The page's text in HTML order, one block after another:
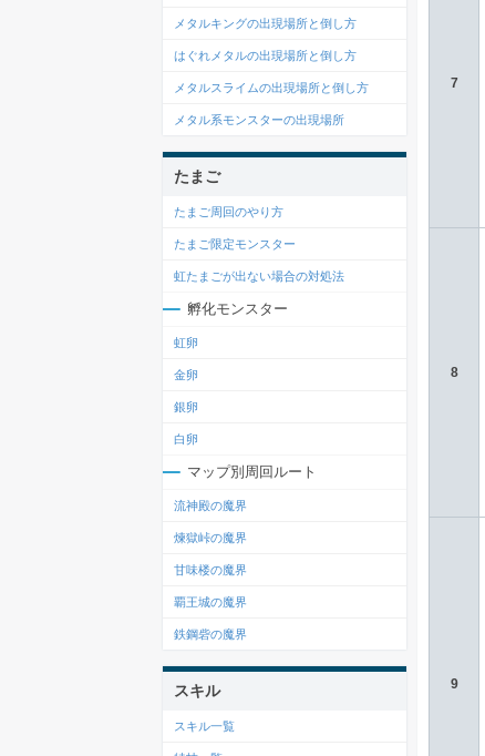
7
8
9
メタルキングの出現場所と倒し方
はぐれメタルの出現場所と倒し方
メタルスライムの出現場所と倒し方
メタル系モンスターの出現場所
たまご
たまご周回のやり方
たまご限定モンスター
虹たまごが出ない場合の対処法
孵化モンスター
虹卵
金卵
銀卵
白卵
マップ別周回ルート
流神殿の魔界
煉獄峠の魔界
甘味楼の魔界
覇王城の魔界
鉄鋼砦の魔界
スキル
スキル一覧